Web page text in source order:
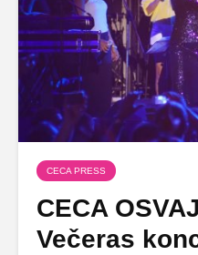
CECA PRESS
CECA
Večeras